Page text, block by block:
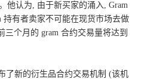
他认为, 由于新买家的涌入, Gram
持有者卖家不可能在现货市场去做
三个月的 gram 合约交易量将达到
了新的衍生品合约交易机制 (该机